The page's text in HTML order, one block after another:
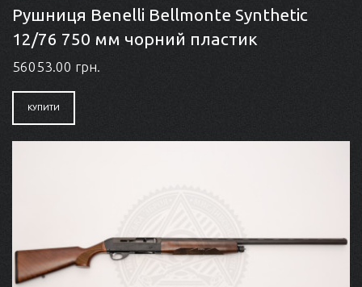
Рушниця Benelli Bellmonte Synthetic
12/76 750 мм чорний пластик
56053.00 грн.
КУПИТИ